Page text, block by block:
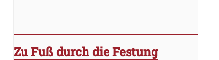
Zu Fuß durch die Festung